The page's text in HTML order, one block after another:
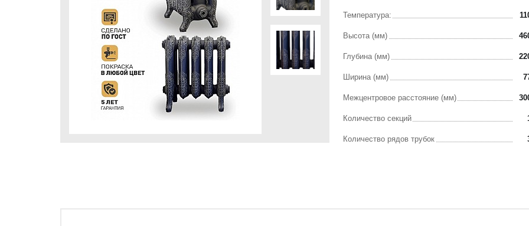
Температура:
Высота (мм)
Глубина (мм)
Ширина (мм)
Межцентровое раcстояние (мм)
Количество секций
Количество рядов трубок